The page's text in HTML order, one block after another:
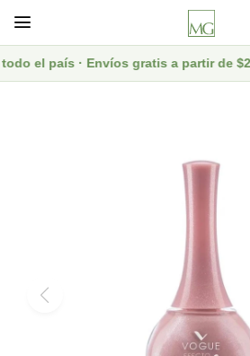

el país · Envíos gratis a partir de